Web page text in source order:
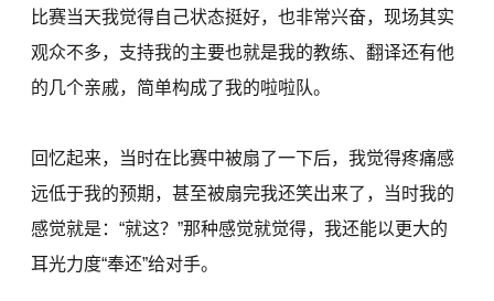
比赛当天我觉得自己状态挺好，也非常兴奋，现场其实
观众不多，支持我的主要也就是我的教练、翻译还有他
的几个亲戚，简单构成了我的啦啦队。
回忆起来，当时在比赛中被扇了一下后，我觉得疼痛感
远低于我的预期，甚至被扇完我还笑出来了，当时我的
感觉就是：“就这？”那种感觉就觉得，我还能以更大的
耳光力度“奉还”给对手。